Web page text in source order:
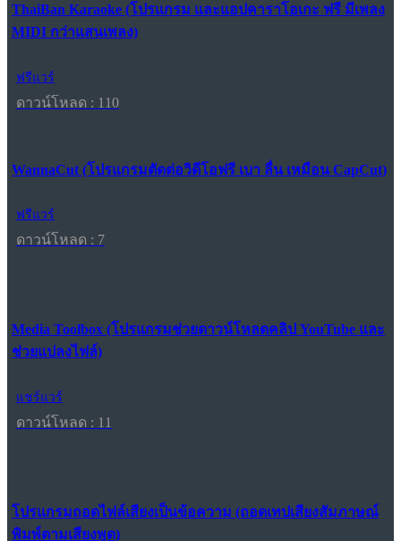
ThaiBan Karaoke (โปรแกรม และแอปคาราโอเกะ ฟรี มีเพลง
MIDI กว่าแสนเพลง)
ฟรีแวร์
ดาวน์โหลด : 110
WannaCut (โปรแกรมตัดต่อวิดีโอฟรี เบา ลื่น เหมือน CapCut)
ฟรีแวร์
ดาวน์โหลด : 7
Media Toolbox (โปรแกรมช่วยดาวน์โหลดคลิป YouTube และ
ช่วยแปลงไฟล์)
แชร์แวร์
ดาวน์โหลด : 11
โปรแกรมถอดไฟล์เสียงเป็นข้อความ (ถอดเทปเสียงสัมภาษณ์
พิมพ์ตามเสียงพูด)